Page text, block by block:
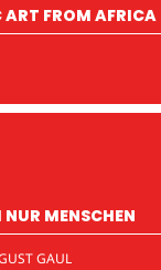
ART FROM AFRICA
MENSCHEN
GAUL